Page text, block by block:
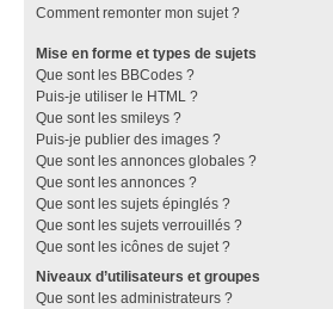
Comment remonter mon sujet ?
Mise en forme et types de sujets
Que sont les BBCodes ?
Puis-je utiliser le HTML ?
Que sont les smileys ?
Puis-je publier des images ?
Que sont les annonces globales ?
Que sont les annonces ?
Que sont les sujets épinglés ?
Que sont les sujets verrouillés ?
Que sont les icônes de sujet ?
Niveaux d’utilisateurs et groupes
Que sont les administrateurs ?